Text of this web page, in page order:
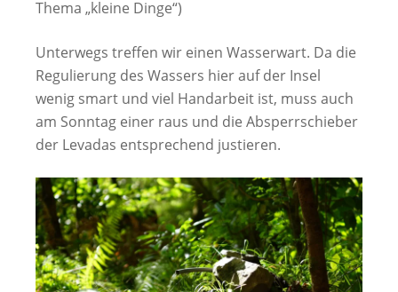
Thema „kleine Dinge“)
Unterwegs treffen wir einen Wasserwart. Da die
Regulierung des Wassers hier auf der Insel
wenig smart und viel Handarbeit ist, muss auch
am Sonntag einer raus und die Absperrschieber
der Levadas entsprechend justieren.